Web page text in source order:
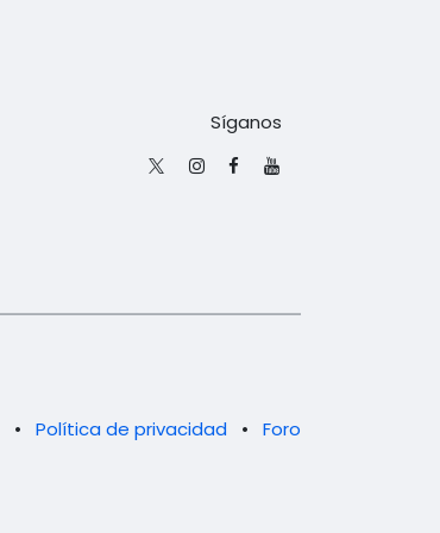
Síganos
• Política de privacidad • Foro